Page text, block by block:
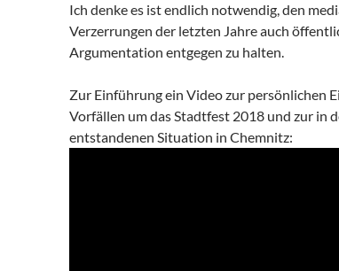
Ich denke es ist endlich notwendig, den
Verzerrungen der letzten Jahre auch
Argumentation entgegen zu halten.
Zur Einführung ein Video zur persönlichen
Vorfällen um das Stadtfest 2018 und zur in
entstandenen Situation in Chemnitz: